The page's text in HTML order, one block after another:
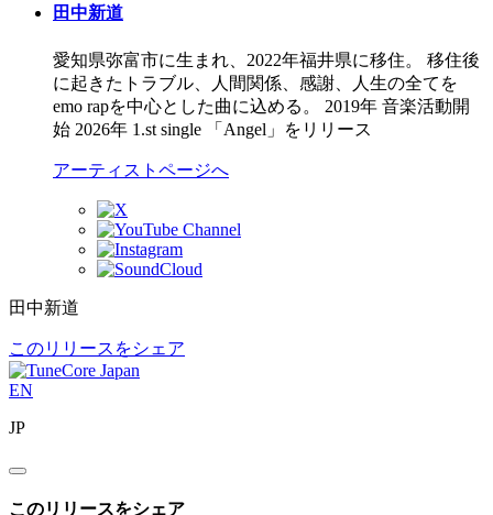
田中新道
愛知県弥富市に生まれ、2022年福井県に移住。 移住後
に起きたトラブル、人間関係、感謝、人生の全てを
emo rapを中心とした曲に込める。 2019年 音楽活動開
始 2026年 1.st single 「Angel」をリリース
アーティストページへ
田中新道
このリリースをシェア
EN
JP
このリリースをシェア